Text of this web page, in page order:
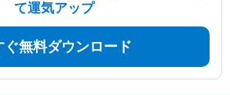
て運気アップ
ぐ無料ダウンロード